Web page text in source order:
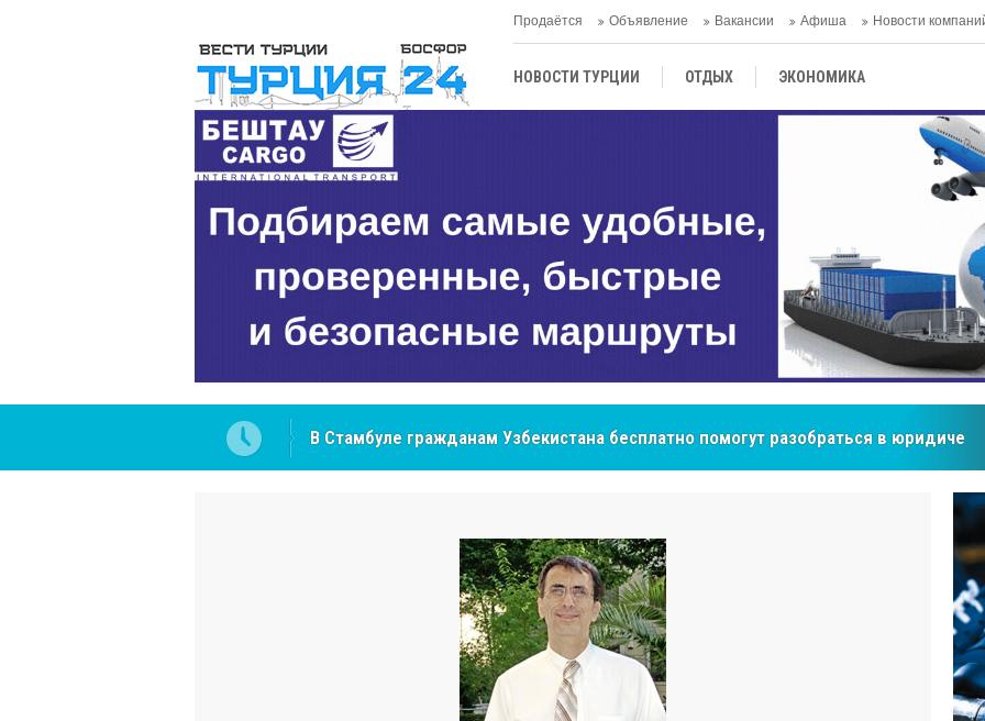
Продаётся Объявление Вакансии Афиша Новости
НОВОСТИ ТУРЦИИ ОТДЫХ ЭКОНОМИКА
ЦЕНТРАЛЬНАЯ АЗИЯ
в юридических NCS Jeans: турецкий бренд, покоривший сердца покупателей Центральной Азии